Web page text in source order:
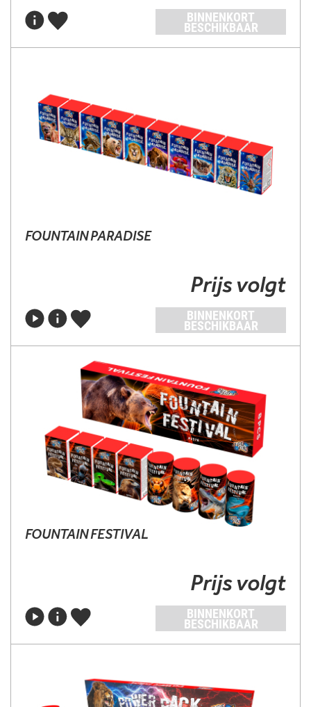
BINNENKORT
BESCHIKBAAR
FOUNTAIN PARADISE
Prijs volgt
BINNENKORT
BESCHIKBAAR
FOUNTAIN FESTIVAL
Prijs volgt
BINNENKORT
BESCHIKBAAR